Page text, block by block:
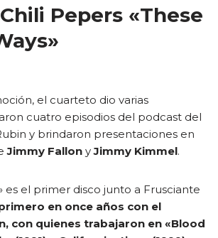
Pepers «These
el cuarteto dio varias
cuatro episodios del podcast del
y brindaron presentaciones en
Jimmy Fallon yJimmy Kimmel.
es el primer disco junto a Frusciante
en once años con el
con quienes trabajaron en «Blood